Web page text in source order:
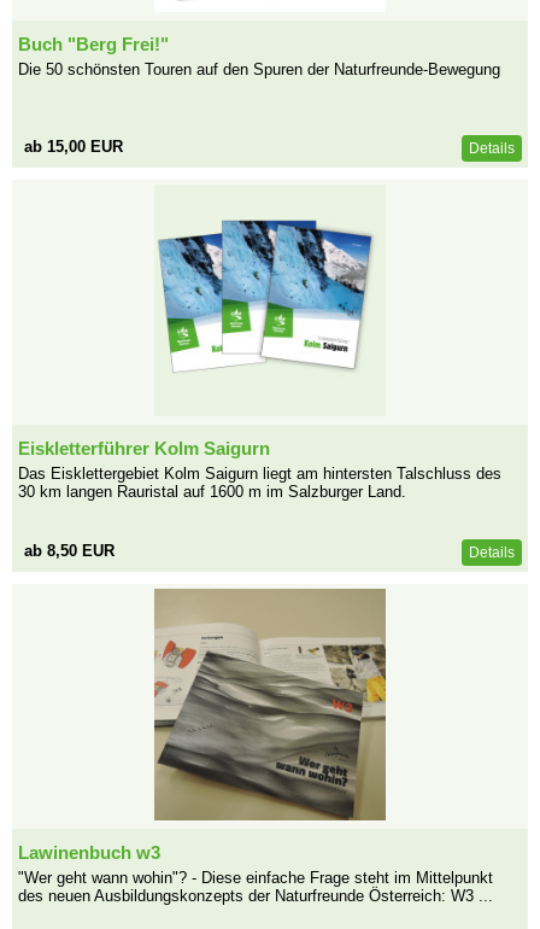
Buch "Berg Frei!"
Die 50 schönsten Touren auf den Spuren der Naturfreunde-Bewegung
ab 15,00 EUR Details
Eiskletterführer Kolm Saigurn
Das Eisklettergebiet Kolm Saigurn liegt am hintersten Talschluss des
30 km langen Rauristal auf 1600 m im Salzburger Land.
ab 8,50 EUR Details
Lawinenbuch w3
"Wer geht wann wohin"? - Diese einfache Frage steht im Mittelpunkt
des neuen Ausbildungskonzepts der Naturfreunde Österreich: W3 ...